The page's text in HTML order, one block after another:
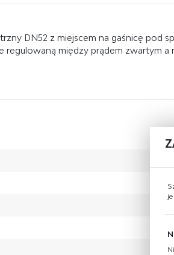
DN52 z miejscem na gaśnicę pod
regulowaną między prądem zwartym